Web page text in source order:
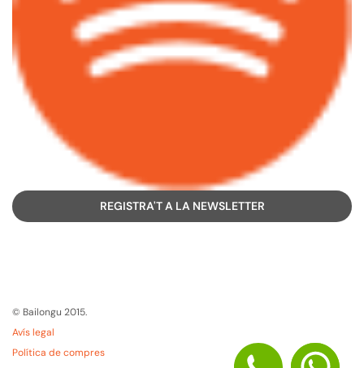
REGISTRA'T A LA NEWSLETTER
© Bailongu 2015.
Avís legal
Política de compres